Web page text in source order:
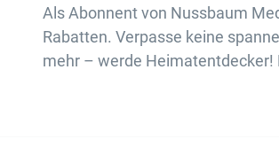
Als Abonnent von Nussbaum
Rabatten. Verpasse keine
mehr – werde Heimatentdecker!